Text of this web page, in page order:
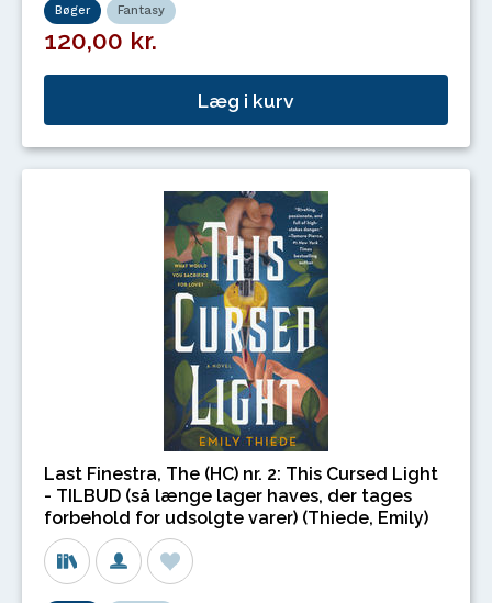
Bøger Fantasy
120,00 kr.
Læg i kurv
Last Finestra, The (HC) nr. 2: This Cursed Light
- TILBUD (så længe lager haves, der tages
forbehold for udsolgte varer) (Thiede, Emily)